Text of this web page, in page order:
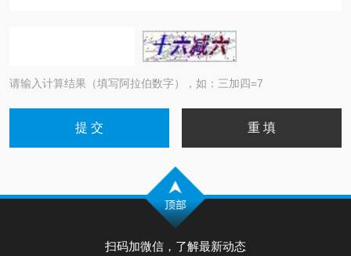
请输入计算结果（填写阿拉伯数字），如：三加四=7
扫码加微信，了解最新动态